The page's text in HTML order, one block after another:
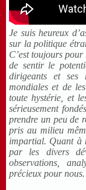
Je suis heureux
sur la politique
C’est toujours
de sentir le
dirigeants et ses
mondiales et de
toute hystérie, et
sérieusement
prendre un peu de
pris au milieu
impartial. Quant à
par les divers
observations,
précieux pour nous.